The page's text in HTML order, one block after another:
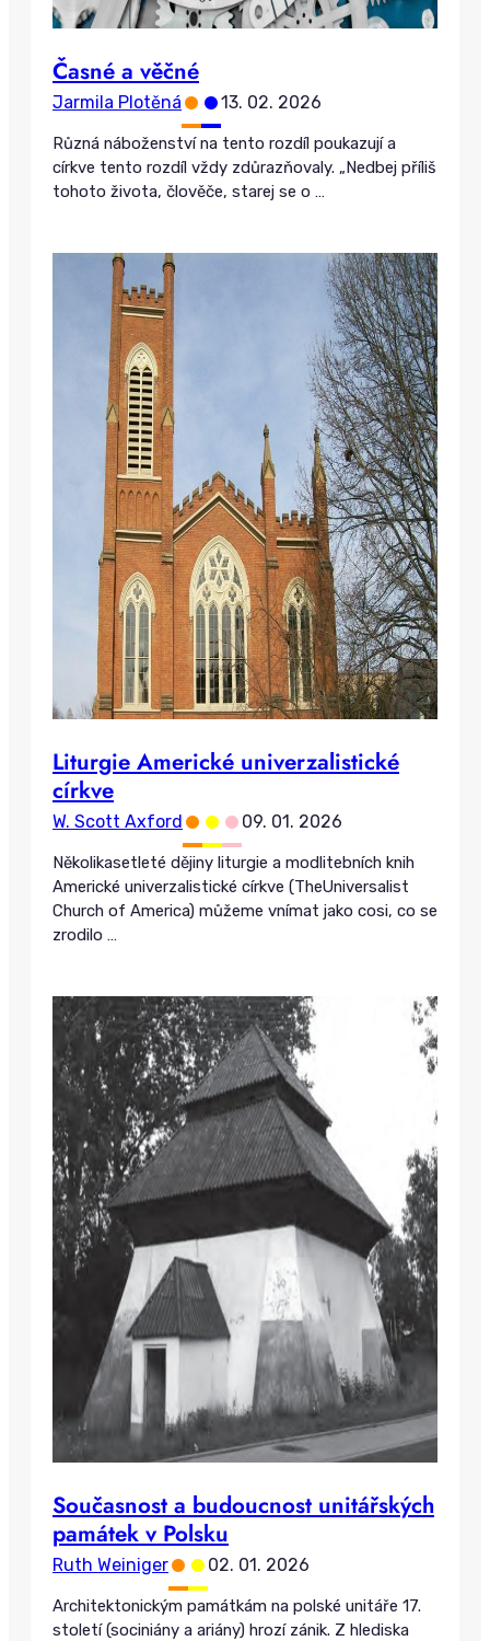
Časné a věčné
Jarmila Plotěná••13. 02. 2026
Různá náboženství na tento rozdíl poukazují a
církve tento rozdíl vždy zdůrazňovaly. „Nedbej příliš
tohoto života, člověče, starej se o …
Liturgie Americké univerzalistické
církve
W. Scott Axford ••• 09. 01. 2026
Několikasetleté dějiny liturgie a modlitebních knih
Americké univerzalistické církve (TheUniversalist
Church of America) můžeme vnímat jako cosi, co se
zrodilo …
Současnost a budoucnost unitářských
památek v Polsku
Ruth Weiniger••02. 01. 2026
Architektonickým památkám na polské unitáře 17.
století (sociniány a ariány) hrozí zánik. Z hlediska